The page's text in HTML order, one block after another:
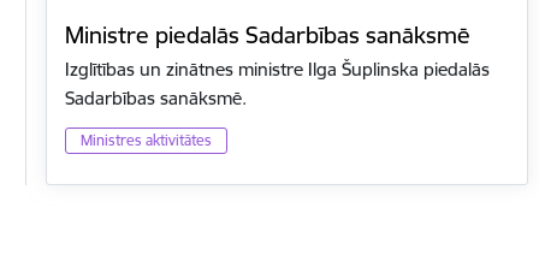
Ministre piedalās Sadarbības sanāksmē
Izglītības un zinātnes ministre Ilga Šuplinska piedalās
Sadarbības sanāksmē.
Ministres aktivitātes